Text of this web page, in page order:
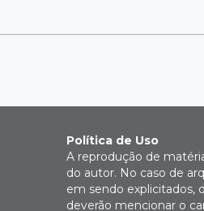
Política de Uso
A reprodução de
do autor. No caso de
em sendo explicitados,
deverão mencionar o